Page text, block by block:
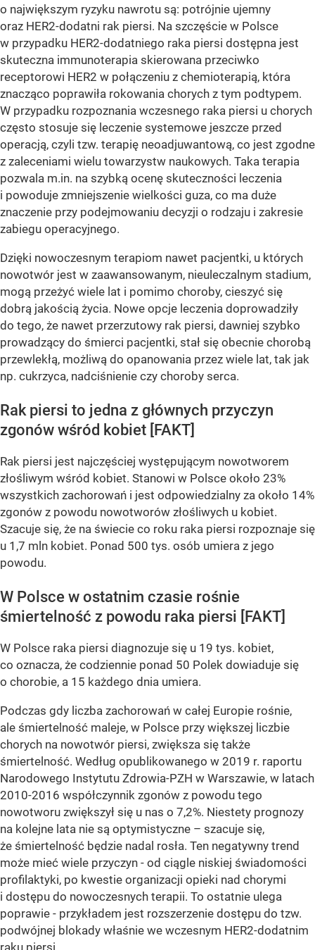
o największym ryzyku nawrotu są: potrójnie ujemny
oraz HER2-dodatni rak piersi. Na szczęście w Polsce
w przypadku HER2-dodatniego raka piersi dostępna jest
skuteczna immunoterapia skierowana przeciwko
receptorowi HER2 w połączeniu z chemioterapią, która
znacząco poprawiła rokowania chorych z tym podtypem.
W przypadku rozpoznania wczesnego raka piersi u chorych
często stosuje się leczenie systemowe jeszcze przed
operacją, czyli tzw. terapię neoadjuwantową, co jest zgodne
z zaleceniami wielu towarzystw naukowych. Taka terapia
pozwala m.in. na szybką ocenę skuteczności leczenia
i powoduje zmniejszenie wielkości guza, co ma duże
znaczenie przy podejmowaniu decyzji o rodzaju i zakresie
zabiegu operacyjnego.
Dzięki nowoczesnym terapiom nawet pacjentki, u których
nowotwór jest w zaawansowanym, nieuleczalnym stadium,
mogą przeżyć wiele lat i pomimo choroby, cieszyć się
dobrą jakością życia. Nowe opcje leczenia doprowadziły
do tego, że nawet przerzutowy rak piersi, dawniej szybko
prowadzący do śmierci pacjentki, stał się obecnie chorobą
przewlekłą, możliwą do opanowania przez wiele lat, tak jak
np. cukrzyca, nadciśnienie czy choroby serca.
Rak piersi to jedna z głównych przyczyn
zgonów wśród kobiet [FAKT]
Rak piersi jest najczęściej występującym nowotworem
złośliwym wśród kobiet. Stanowi w Polsce około 23%
wszystkich zachorowań i jest odpowiedzialny za około 14%
zgonów z powodu nowotworów złośliwych u kobiet.
Szacuje się, że na świecie co roku raka piersi rozpoznaje się
u 1,7 mln kobiet. Ponad 500 tys. osób umiera z jego
powodu.
W Polsce w ostatnim czasie rośnie
śmiertelność z powodu raka piersi [FAKT]
W Polsce raka piersi diagnozuje się u 19 tys. kobiet,
co oznacza, że codziennie ponad 50 Polek dowiaduje się
o chorobie, a 15 każdego dnia umiera.
Podczas gdy liczba zachorowań w całej Europie rośnie,
ale śmiertelność maleje, w Polsce przy większej liczbie
chorych na nowotwór piersi, zwiększa się także
śmiertelność. Według opublikowanego w 2019 r. raportu
Narodowego Instytutu Zdrowia-PZH w Warszawie, w latach
2010-2016 współczynnik zgonów z powodu tego
nowotworu zwiększył się u nas o 7,2%. Niestety prognozy
na kolejne lata nie są optymistyczne – szacuje się,
że śmiertelność będzie nadal rosła. Ten negatywny trend
może mieć wiele przyczyn - od ciągle niskiej świadomości
profilaktyki, po kwestie organizacji opieki nad chorymi
i dostępu do nowoczesnych terapii. To ostatnie ulega
poprawie - przykładem jest rozszerzenie dostępu do tzw.
podwójnej blokady właśnie we wczesnym HER2-dodatnim
raku piersi.